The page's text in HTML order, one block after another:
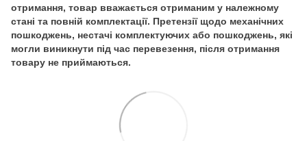
отримання, товар вважається отриманим у належному
стані та повній комплектації. Претензії щодо механічних
пошкоджень, нестачі комплектуючих або пошкоджень, які
могли виникнути під час перевезення, після отримання
товару не приймаються.